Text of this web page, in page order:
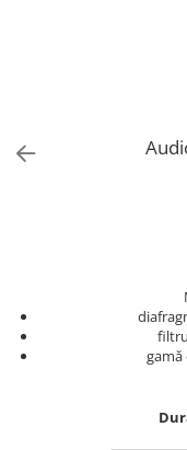
Microfoane de
Microfoane de
Microfoane de voce si
Microfoane lavaliera
Microfoane podcast,
Microfoane pt Camere
gamă